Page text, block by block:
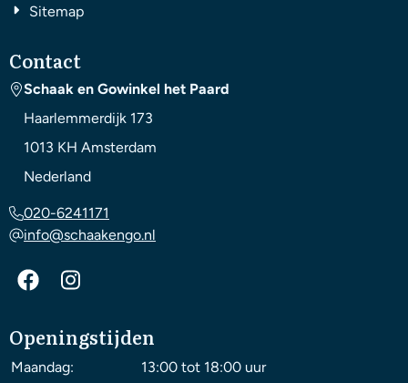
Sitemap
Contact
Schaak en Gowinkel het Paard
Haarlemmerdijk 173
1013 KH Amsterdam
Nederland
020-6241171
info@schaakengo.nl
Openingstijden
Maandag:
13:00 tot 18:00 uur